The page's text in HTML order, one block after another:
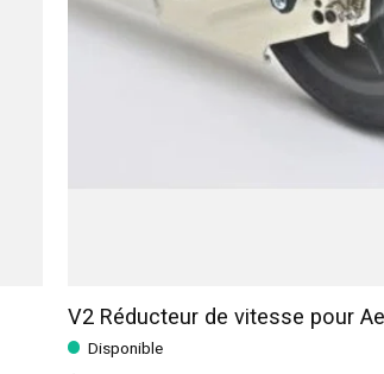
V2 Réducteur de vitesse pour
Disponible